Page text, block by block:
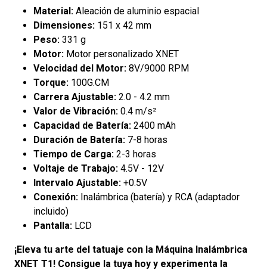
Material: Aleación de aluminio espacial
Dimensiones: 151 x 42 mm
Peso: 331 g
Motor: Motor personalizado XNET
Velocidad del Motor: 8V/9000 RPM
Torque: 100G.CM
Carrera Ajustable: 2.0 - 4.2 mm
Valor de Vibración: 0.4 m/s²
Capacidad de Batería: 2400 mAh
Duración de Batería: 7-8 horas
Tiempo de Carga: 2-3 horas
Voltaje de Trabajo: 4.5V - 12V
Intervalo Ajustable: +0.5V
Conexión: Inalámbrica (batería) y RCA (adaptador
incluido)
Pantalla: LCD
¡Eleva tu arte del tatuaje con la Máquina Inalámbrica
XNET T1! Consigue la tuya hoy y experimenta la